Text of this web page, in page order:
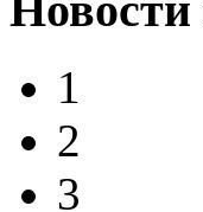
1
2
3